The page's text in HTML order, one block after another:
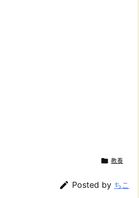
 教養
 Posted by ちこ